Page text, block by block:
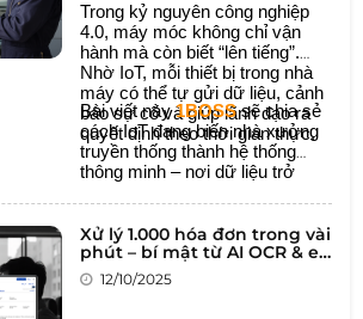
Trong kỷ nguyên công nghiệp
4.0, máy móc không chỉ vận
hành mà còn biết “lên tiếng”.
Nhờ IoT, mỗi thiết bị trong nhà
máy có thể tự gửi dữ liệu, cảnh
báo sự cố và giúp lãnh đạo ra
quyết định theo thời gian thực.
Bài viết này1BOSSsẽ chia sẻ
cách IoT đang biến nhà xưởng
truyền thống thành hệ thống
thông minh – nơi dữ liệu trở
Xử lý 1.000 hóa đơn trong vài
phút – bí mật từ AI OCR & e-
Invoice
12/10/2025